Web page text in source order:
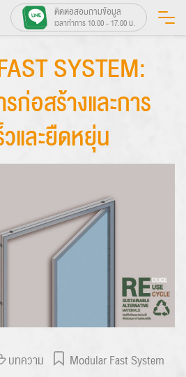
ติดต่อสอบถามข้อมูล
เวลาทำการ 10.00 - 17.00 น.
SYSTEM:
ก่อสร้างและการ
และยืดหยุ่น
บทความ Modular Fast System